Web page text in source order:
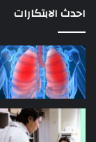
احدث الابتكارات